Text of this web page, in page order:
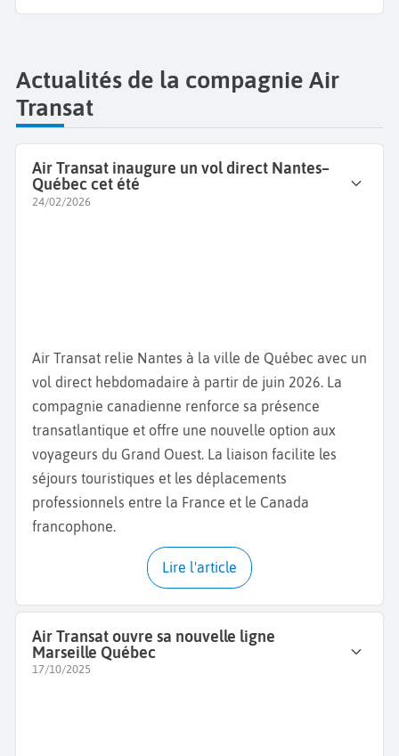
Actualités de la compagnie Air
Transat
Air Transat inaugure un vol direct Nantes–
Québec cet été
24/02/2026
Air Transat relie Nantes à la ville de Québec avec un
vol direct hebdomadaire à partir de juin 2026. La
compagnie canadienne renforce sa présence
transatlantique et offre une nouvelle option aux
voyageurs du Grand Ouest. La liaison facilite les
séjours touristiques et les déplacements
professionnels entre la France et le Canada
francophone.
Lire l'article
Air Transat ouvre sa nouvelle ligne
Marseille Québec
17/10/2025